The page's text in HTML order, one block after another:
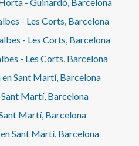
- Les Corts, Barcelona
- Les Corts, Barcelona
- Les Corts, Barcelona
Sant Martí, Barcelona
Martí, Barcelona
Martí, Barcelona
Sant Martí, Barcelona